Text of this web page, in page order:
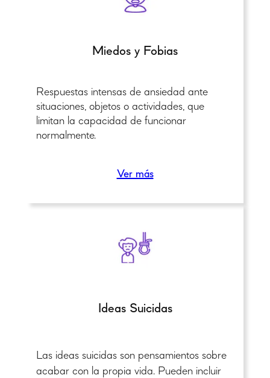
Miedos y Fobias
Respuestas intensas de ansiedad ante
situaciones, objetos o actividades, que
limitan la capacidad de funcionar
normalmente.
Ver más
Ideas Suicidas
Las ideas suicidas son pensamientos sobre
acabar con la propia vida. Pueden incluir